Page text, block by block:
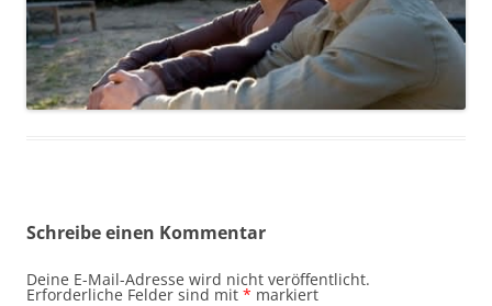
Schreibe einen Kommentar
Deine E-Mail-Adresse wird nicht veröffentlicht.
Erforderliche Felder sind mit * markiert